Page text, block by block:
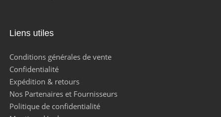
Liens utiles
Conditions générales de vente
Confidentialité
Expédition & retours
Nos Partenaires et Fournisseurs
Politique de confidentialité